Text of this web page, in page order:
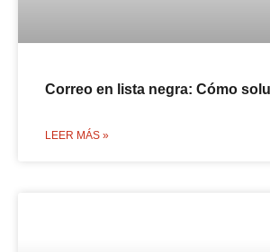
Correo en lista negra: Cómo
LEER MÁS »